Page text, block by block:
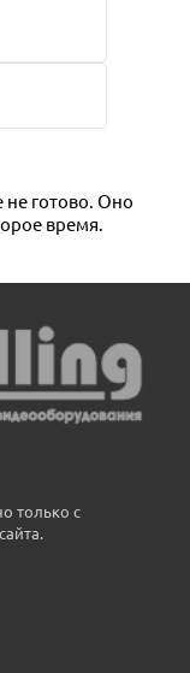
готово. Оно
время.
только с